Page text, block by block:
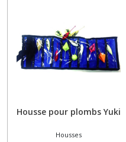
Housse pour plombs Yuki
Housses
résultats